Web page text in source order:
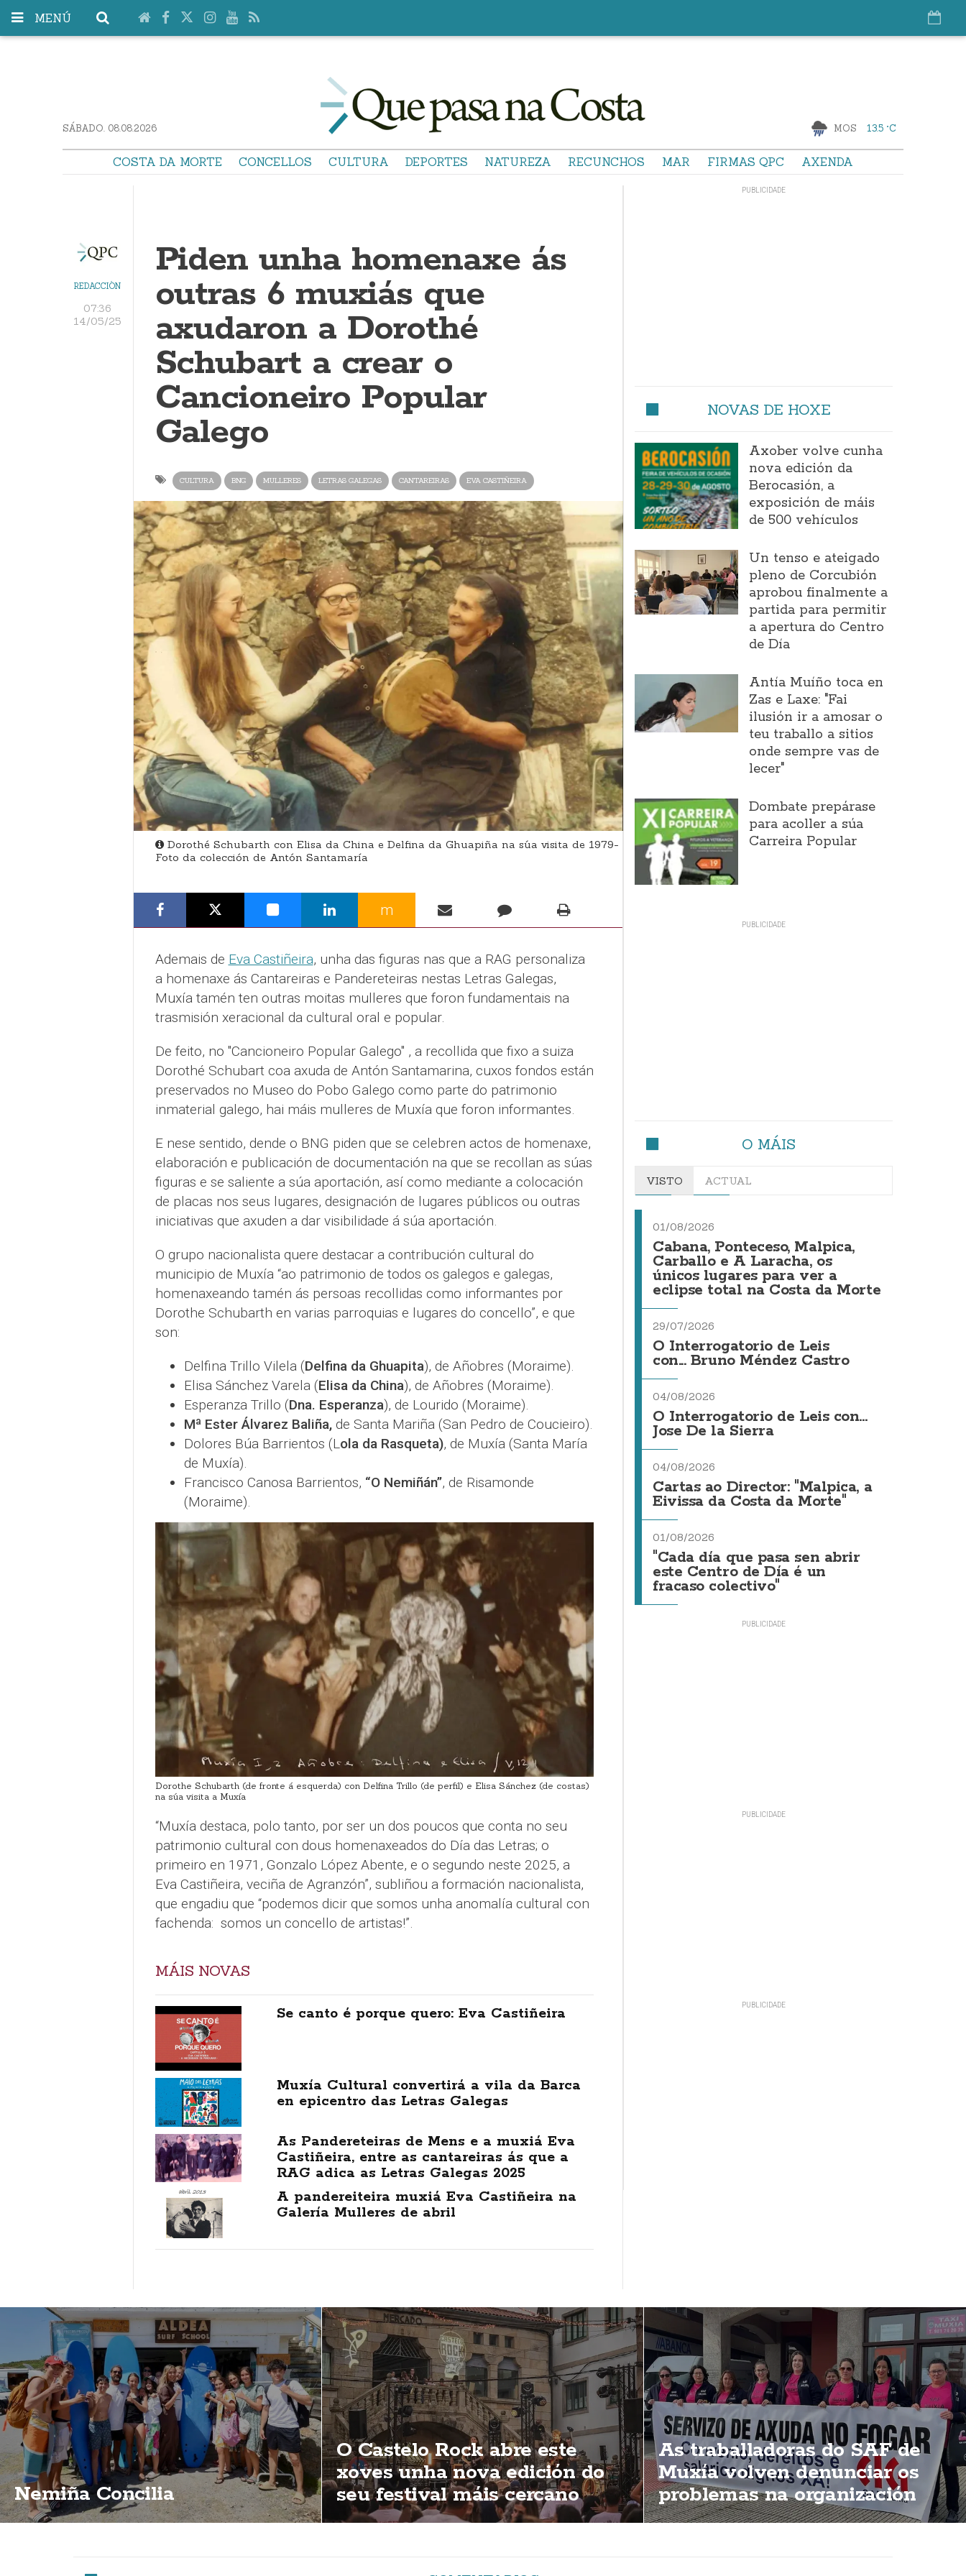
MENÚ
SÁBADO. 08.08.2026 MOS 13.5 °C
COSTA DA MORTE CONCELLOS CULTURA DEPORTES NATUREZA RECUNCHOS MAR FIRMAS QPC AXENDA
REDACCIÓN
07:36
14/05/25
Piden unha homenaxe ás
outras 6 muxiás que
axudaron a Dorothé
Schubart a crear o
Cancioneiro Popular
Galego
CULTURA BNG MULLERES LETRAS GALEGAS CANTAREIRAS EVA CASTIÑEIRA
Dorothé Schubarth con Elisa da China e Delfina da Ghuapiña na súa visita de 1979-
Foto da colección de Antón Santamaría
m
Ademais de Eva Castiñeira, unha das figuras nas que a RAG personaliza
a homenaxe ás Cantareiras e Pandereteiras nestas Letras Galegas,
Muxía tamén ten outras moitas mulleres que foron fundamentais na
trasmisión xeracional da cultural oral e popular.
De feito, no "Cancioneiro Popular Galego" , a recollida que fixo a suiza
Dorothé Schubart coa axuda de Antón Santamarina, cuxos fondos están
preservados no Museo do Pobo Galego como parte do patrimonio
inmaterial galego, hai máis mulleres de Muxía que foron informantes.
E nese sentido, dende o BNG piden que se celebren actos de homenaxe,
elaboración e publicación de documentación na que se recollan as súas
figuras e se saliente a súa aportación, así como mediante a colocación
de placas nos seus lugares, designación de lugares públicos ou outras
iniciativas que axuden a dar visibilidade á súa aportación.
O grupo nacionalista quere destacar a contribución cultural do
municipio de Muxía “ao patrimonio de todos os galegos e galegas,
homenaxeando tamén ás persoas recollidas como informantes por
Dorothe Schubarth en varias parroquias e lugares do concello”, e que
son:
Delfina Trillo Vilela (Delfina da Ghuapita), de Añobres (Moraime).
Elisa Sánchez Varela (Elisa da China), de Añobres (Moraime).
Esperanza Trillo (Dna. Esperanza), de Lourido (Moraime).
Mª Ester Álvarez Baliña,de Santa Mariña (San Pedro de Coucieiro).
Dolores Búa Barrientos (Lola da Rasqueta), de Muxía (Santa María
de Muxía).
Francisco Canosa Barrientos, “O Nemiñán”, de Risamonde
(Moraime).
Dorothe Schubarth (de fronte á esquerda) con Delfina Trillo (de perfil) e Elisa Sánchez (de costas)
na súa visita a Muxía
“Muxía destaca, polo tanto, por ser un dos poucos que conta no seu
patrimonio cultural con dous homenaxeados do Día das Letras; o
primeiro en 1971, Gonzalo López Abente, e o segundo neste 2025, a
Eva Castiñeira, veciña de Agranzón”, subliñou a formación nacionalista,
que engadiu que “podemos dicir que somos unha anomalía cultural con
fachenda: somos un concello de artistas!”.
MÁIS NOVAS
Se canto é porque quero: Eva Castiñeira
Muxía Cultural convertirá a vila da Barca
en epicentro das Letras Galegas
As Pandereteiras de Mens e a muxiá Eva
Castiñeira, entre as cantareiras ás que a
RAG adica as Letras Galegas 2025
A pandereiteira muxiá Eva Castiñeira na
Galería Mulleres de abril
NOVAS DE HOXE
Axober volve cunha
nova edición da
Berocasión, a
exposición de máis
de 500 vehículos
Un tenso e ateigado
pleno de Corcubión
aprobou finalmente a
partida para permitir
a apertura do Centro
de Día
Antía Muíño toca en
Zas e Laxe: "Fai
ilusión ir a amosar o
teu traballo a sitios
onde sempre vas de
lecer"
Dombate prepárase
para acoller a súa
Carreira Popular
O MÁIS
VISTO ACTUAL
01/08/2026
Cabana, Ponteceso, Malpica,
Carballo e A Laracha, os
únicos lugares para ver a
eclipse total na Costa da Morte
29/07/2026
O Interrogatorio de Leis
con... Bruno Méndez Castro
04/08/2026
O Interrogatorio de Leis con...
Jose De la Sierra
04/08/2026
Cartas ao Director: "Malpica, a
Eivissa da Costa da Morte"
01/08/2026
"Cada día que pasa sen abrir
este Centro de Día é un
fracaso colectivo"
Nemiña Concilia
O Castelo Rock abre este
xoves unha nova edición do
seu festival máis cercano
As traballadoras do SAF de
Muxía volven denunciar os
problemas na organización
dun servizo esencial